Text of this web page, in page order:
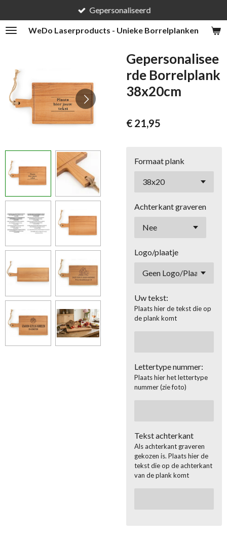
direct
naar
WeDo Laserproducts - Unieke Borrelplanken
Gepersonaliseerd
Gepersonalisee
rde Borrelplank
38x20cm
€ 21,95
Formaat plank
Achterkant graveren
Logo/plaatje
Uw tekst:
Plaats hier de tekst die op
de plank komt
Lettertype nummer:
Plaats hier het lettertype
nummer (zie foto)
Tekst achterkant
Als achterkant graveren
gekozen is. Plaats hier de
tekst die op de achterkant
van de plank komt